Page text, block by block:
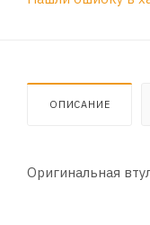
ОПИСАНИЕ
Оригинальная